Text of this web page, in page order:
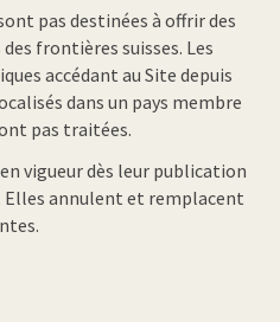
pas destinées à offrir des
frontières suisses. Les
accédant au Site depuis
dans un pays membre
pas traitées.
vigueur dès leur publication
annulent et remplacent